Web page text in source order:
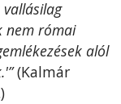
nem római
alól
(Kalmár